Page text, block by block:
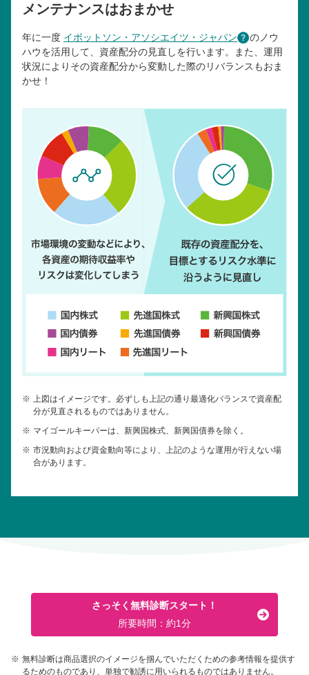
メンテナンスはおまかせ
年に一度 イボットソン・アソシエイツ・ジャパン
のノウ
ハウを活用して、資産配分の見直しを行います。また、運用
状況によりその資産配分から変動した際のリバランスもおま
かせ！
※ 上図はイメージです。必ずしも上記の通り最適化バランスで資産配
分が見直されるものではありません。
※ マイゴールキーパーは、新興国株式、新興国債券を除く。
※ 市況動向および資金動向等により、上記のような運用が行えない場
合があります。
さっそく無料診断スタート！
所要時間：約1分
※ 無料診断は商品選択のイメージを掴んでいただくための参考情報を提供す
るためのものであり、単独で勧誘に用いられるものではありません。